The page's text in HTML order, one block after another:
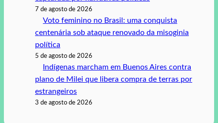
7 de agosto de 2026
Voto feminino no Brasil: uma conquista
centenária sob ataque renovado da misoginia
política
5 de agosto de 2026
Indígenas marcham em Buenos Aires contra
plano de Milei que libera compra de terras por
estrangeiros
3 de agosto de 2026